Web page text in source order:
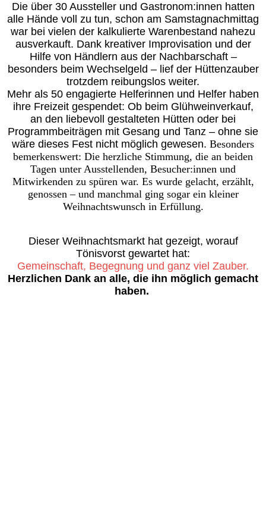
Die über 30 Aussteller und Gastronom:innen hatten
alle Hände voll zu tun, schon am Samstagnachmittag
war bei vielen der kalkulierte Warenbestand nahezu
ausverkauft. Dank kreativer Improvisation und der
Hilfe von Händlern aus der Nachbarschaft –
besonders beim Wechselgeld – lief der Hüttenzauber
trotzdem reibungslos weiter.
Mehr als 50 engagierte Helferinnen und Helfer haben
ihre Freizeit gespendet: Ob beim Glühweinverkauf,
an den liebevoll gestalteten Hütten oder bei
Programmbeiträgen mit Gesang und Tanz – ohne sie
wäre dieses Fest nicht möglich gewesen. Besonders
bemerkenswert: Die herzliche Stimmung, die an beiden
Tagen unter Ausstellenden, Besucher:innen und
Mitwirkenden zu spüren war. Es wurde gelacht, erzählt,
genossen – und manchmal ging sogar ein kleiner
Weihnachtswunsch in Erfüllung.
Dieser Weihnachtsmarkt hat gezeigt, worauf
Tönisvorst gewartet hat:
Gemeinschaft, Begegnung und ganz viel Zauber.
Herzlichen Dank an alle, die ihn möglich gemacht
haben.